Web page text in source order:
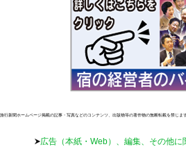
旅行新聞ホームページ掲載の記事・写真などのコンテンツ、出版物等の著作物の無断転載を禁じます
広告（本紙・Web）、編集、その他に